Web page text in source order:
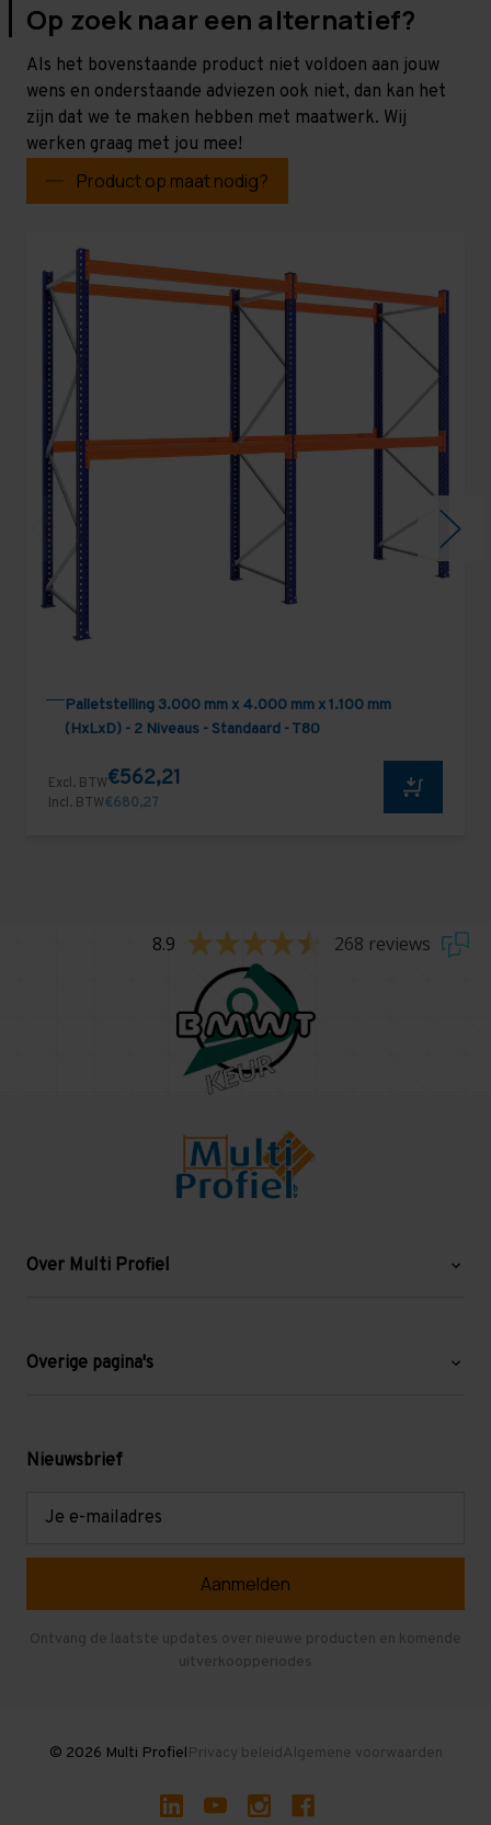
Op zoek naar een alternatief?
Als het bovenstaande product niet voldoen aan jouw
wens en onderstaande adviezen ook niet, dan kan het
zijn dat we te maken hebben met maatwerk. Wij
werken graag met jou mee!
Product op maat nodig?
Palletstelling 3.000 mm x 4.000 mm x 1.100 mm
(HxLxD) - 2 Niveaus - Standaard - T80
Excl. BTW€562,21
Incl. BTW€680,27
8.9 268 reviews
Over Multi Profiel
Blog
Levering en afhalen
Overige pagina's
Mezzanine
Gebruikte entresolvloeren
Nieuwsbrief
Ontvang de laatste updates over nieuwe producten en komende
uitverkoopperiodes
© 2026 Multi ProfielPrivacy beleidAlgemene voorwaarden